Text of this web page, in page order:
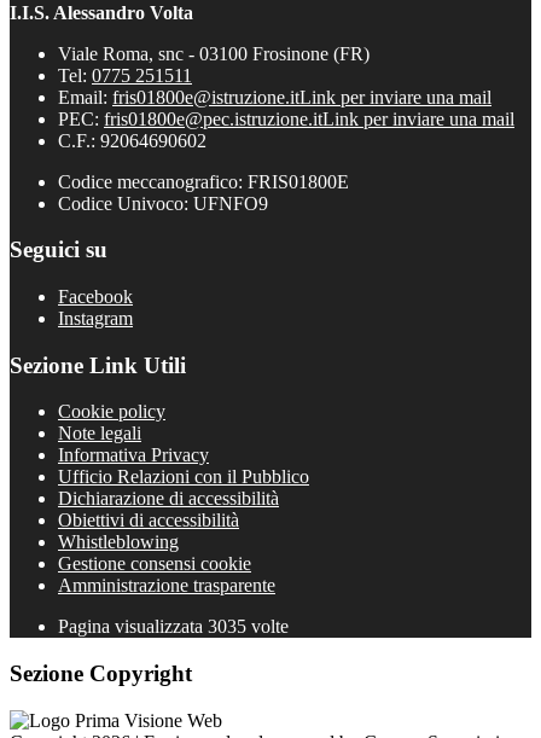
I.I.S. Alessandro Volta
Viale Roma, snc - 03100 Frosinone (FR)
Tel: 0775 251511
Email: fris01800e@istruzione.itLink per inviare una mail
PEC: fris01800e@pec.istruzione.itLink per inviare una mail
C.F.: 92064690602
Codice meccanografico: FRIS01800E
Codice Univoco: UFNFO9
Seguici su
Facebook
Instagram
Sezione Link Utili
Cookie policy
Note legali
Informativa Privacy
Ufficio Relazioni con il Pubblico
Dichiarazione di accessibilità
Obiettivi di accessibilità
Whistleblowing
Gestione consensi cookie
Amministrazione trasparente
Pagina visualizzata 3035 volte
Sezione Copyright